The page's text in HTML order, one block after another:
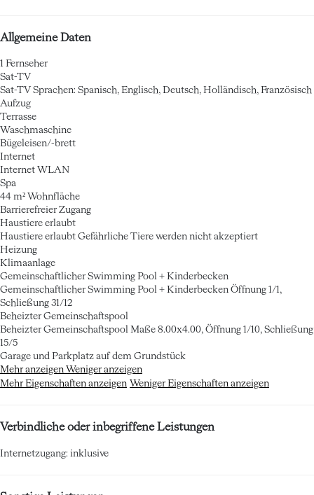
Allgemeine Daten
1 Fernseher
Sat-TV
Sat-TV Sprachen: Spanisch, Englisch, Deutsch, Holländisch, Französisch
Aufzug
Terrasse
Waschmaschine
Bügeleisen/-brett
Internet
Internet WLAN
Spa
44 m² Wohnfläche
Barrierefreier Zugang
Haustiere erlaubt
Haustiere erlaubt Gefährliche Tiere werden nicht akzeptiert
Heizung
Klimaanlage
Gemeinschaftlicher Swimming Pool + Kinderbecken
Gemeinschaftlicher Swimming Pool + Kinderbecken Öffnung 1/1,
Schließung 31/12
Beheizter Gemeinschaftspool
Beheizter Gemeinschaftspool Maße 8.00x4.00, Öffnung 1/10, Schließung
15/5
Garage und Parkplatz auf dem Grundstück
Mehr anzeigen Weniger anzeigen
Mehr Eigenschaften anzeigen Weniger Eigenschaften anzeigen
Verbindliche oder inbegriffene Leistungen
Internetzugang: inklusive